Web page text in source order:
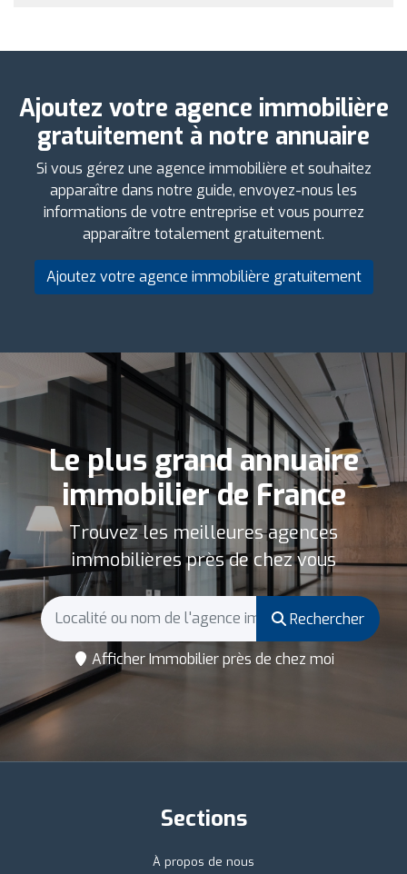
Ajoutez votre agence immobilière
gratuitement à notre annuaire
Si vous gérez une agence immobilière et souhaitez
apparaître dans notre guide, envoyez-nous les
informations de votre entreprise et vous pourrez
apparaître totalement gratuitement.
Ajoutez votre agence immobilière gratuitement
Le plus grand annuaire
immobilier de France
Trouvez les meilleures agences
immobilières près de chez vous
Rechercher
Afficher Immobilier près de chez moi
Sections
À propos de nous